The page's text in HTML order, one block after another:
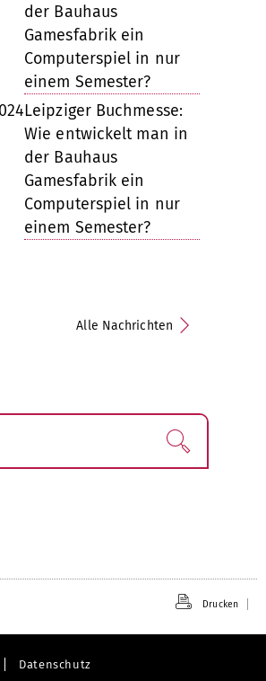
der Bauhaus
Gamesfabrik ein
Computerspiel in nur
einem Semester?
Leipziger Buchmesse:
Wie entwickelt man in
der Bauhaus
Gamesfabrik ein
Computerspiel in nur
einem Semester?
Alle Nachrichten
Finden!
Drucken
Datenschutz